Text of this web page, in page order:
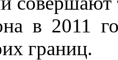
в 2011
границ.